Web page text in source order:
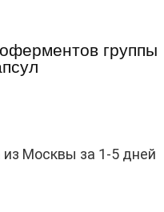
группы
из Москвы за 1-5 дней